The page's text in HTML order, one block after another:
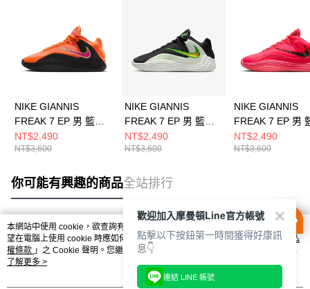
NIKE GIANNIS
FREAK 7 EP 男 籃球
鞋 HF3451800
NT$2,490
NT$3,600
NIKE GIANNIS
FREAK 7 EP 男 籃球
鞋 HF3451005
NT$2,490
NT$3,600
NIKE GIANNIS
FREAK 7 EP 男
鞋 HF3451600
NT$2,490
NT$3,600
你可能有興趣的商品全站排行
熱門標籤
本網站中使用 cookie，欲查詢有關本網站使用 cookie 方式之詳情，及若您不希
望在電腦上使用 cookie 時應如何變更電腦的 cookie 設定，請參閱本網站「
隱私
權條款 」之 Cookie 聲明。您繼續使用本網站即表示您同意本公司得按本網站使
用條款之 Cookie 聲明使用 cookie。
了解更多 >
歡迎加入摩曼頓Line官方帳號
點擊以下按鈕第一時間獲得好康訊
息👇
連結 LINE 帳號